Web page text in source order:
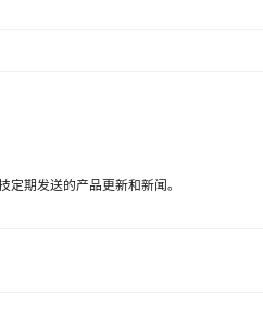
期发送的产品更新和新闻。